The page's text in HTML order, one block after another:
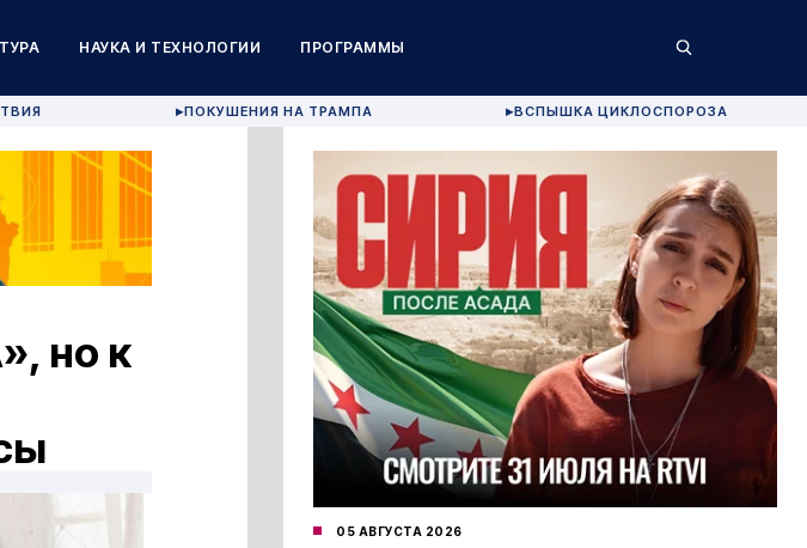
НАУКА И ТЕХНОЛОГИИ ПРОГРАММЫ
▶ПОКУШЕНИЯ НА ТРАМПА ▶ВСПЫШКА ЦИКЛОСПОРОЗА
но к
05 АВГУСТА 2026